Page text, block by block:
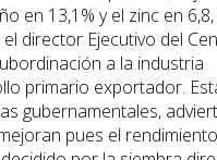
en 13,1% y el zinc en
director Ejecutivo del
a la industria
primario exportador.
gubernamentales,
pues el rendimiento